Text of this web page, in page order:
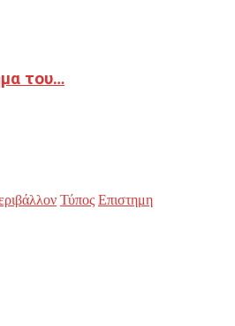
του…
Τύπος Επιστημη